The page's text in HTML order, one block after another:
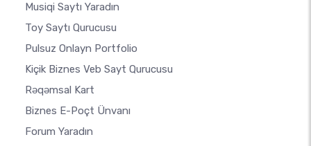
Musiqi Saytı Yaradın
Toy Saytı Qurucusu
Pulsuz Onlayn Portfolio
Kiçik Biznes Veb Sayt Qurucusu
Rəqəmsal Kart
Biznes E-Poçt Ünvanı
Forum Yaradın